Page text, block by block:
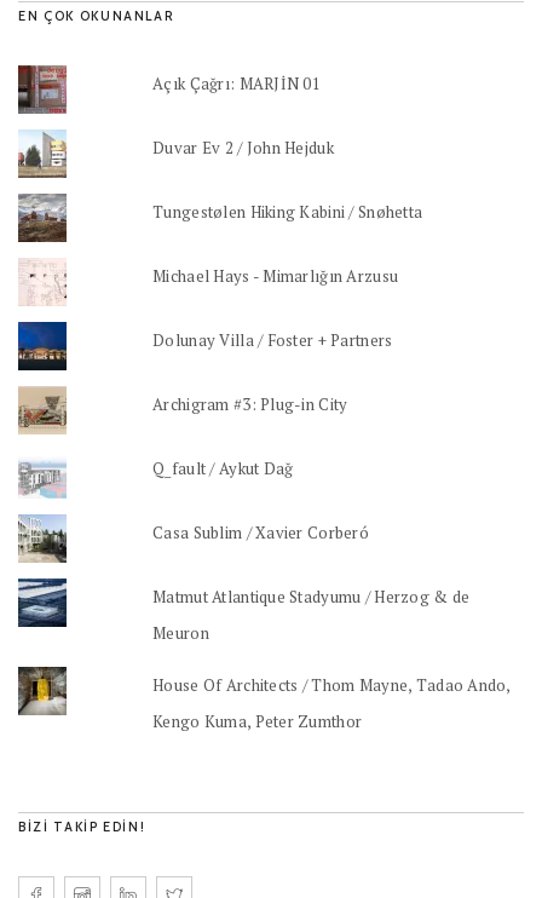
EN ÇOK OKUNANLAR
Açık Çağrı: MARJİN 01
Duvar Ev 2 / John Hejduk
Tungestølen Hiking Kabini / Snøhetta
Michael Hays - Mimarlığın Arzusu
Dolunay Villa / Foster + Partners
Archigram #3: Plug-in City
Q_fault / Aykut Dağ
Casa Sublim / Xavier Corberó
Matmut Atlantique Stadyumu / Herzog & de
Meuron
House Of Architects / Thom Mayne, Tadao Ando,
Kengo Kuma, Peter Zumthor
BIZI TAKIP EDIN!